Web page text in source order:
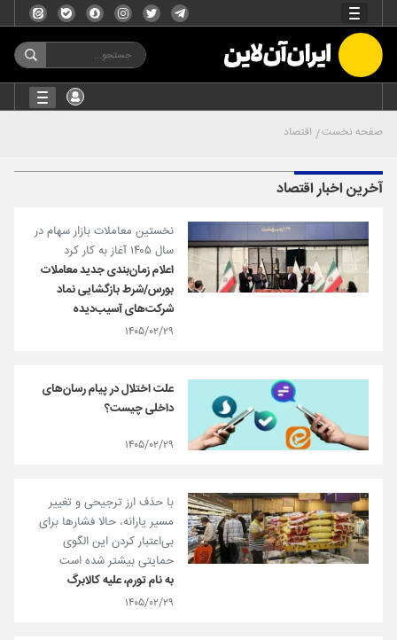
صفحه نخست اقتصاد
آخرین اخبار اقتصاد
نخستین معاملات بازار سهام در
سال ۱۴۰۵ آغاز به کار کرد
اعلام زمان‌بندی جدید معاملات
بورس/شرط بازگشایی نماد
شرکت‌های آسیب‌دیده
۱۴۰۵/۰۲/۲۹
علت اختلال در پیام‌ رسان‌های
داخلی چیست؟
۱۴۰۵/۰۲/۲۹
با حذف ارز ترجیحی و تغییر
مسیر یارانه، حالا فشارها برای
بی‌اعتبار کردن این الگوی
حمایتی بیشتر شده است
به نام تورم، علیه کالابرگ
۱۴۰۵/۰۲/۲۹